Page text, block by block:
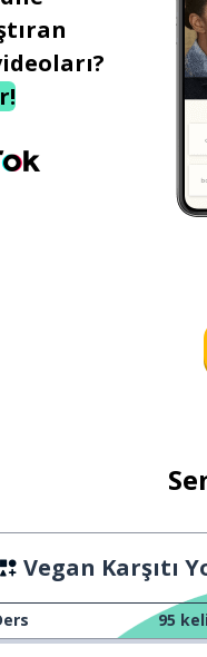
Vegan Karşıtı
95